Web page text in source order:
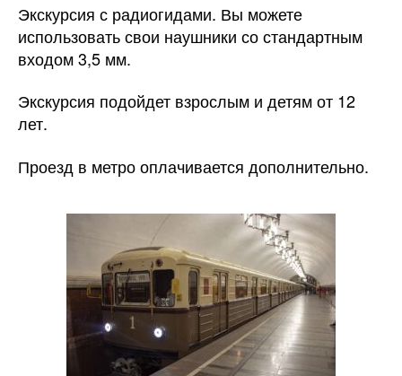
Экскурсия с радиогидами. Вы можете
использовать свои наушники со стандартным
входом 3,5 мм.
Экскурсия подойдет взрослым и детям от 12
лет.
Проезд в метро оплачивается дополнительно.